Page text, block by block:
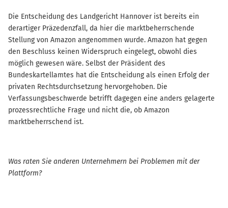
Die Entscheidung des Landgericht Hannover ist bereits ein
derartiger Präzedenzfall, da hier die marktbeherrschende
Stellung von Amazon angenommen wurde. Amazon hat gegen
den Beschluss keinen Widerspruch eingelegt, obwohl dies
möglich gewesen wäre. Selbst der Präsident des
Bundeskartellamtes hat die Entscheidung als einen Erfolg der
privaten Rechtsdurchsetzung hervorgehoben. Die
Verfassungsbeschwerde betrifft dagegen eine anders gelagerte
prozessrechtliche Frage und nicht die, ob Amazon
marktbeherrschend ist.
Was raten Sie anderen Unternehmern bei Problemen mit der
Plattform?